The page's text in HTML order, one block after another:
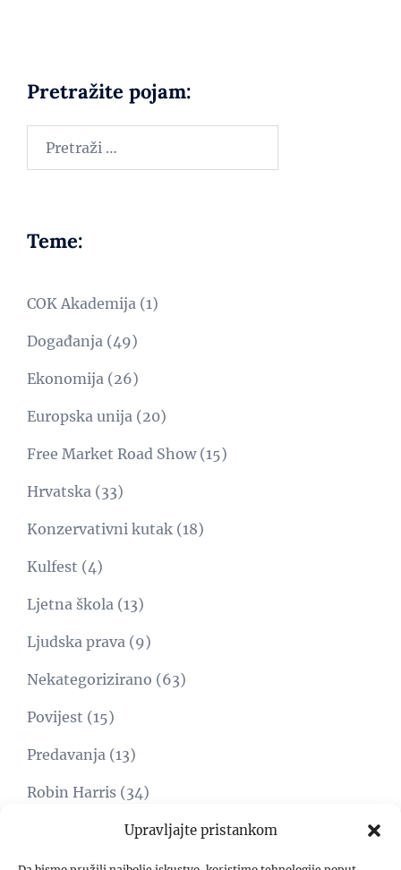
Upravljajte pristankom
Pretražite pojam:
Teme:
COK Akademija (1)
Događanja (49)
Ekonomija (26)
Europska unija (20)
Free Market Road Show(15)
Hrvatska (33)
Konzervativni kutak (18)
Kulfest (4)
Ljetna škola (13)
Ljudska prava (9)
Nekategorizirano (63)
Povijest (15)
Predavanja (13)
Robin Harris (34)